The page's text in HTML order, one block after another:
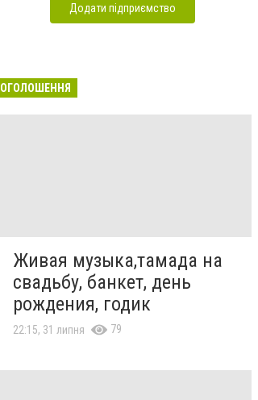
Додати підприємство
ОГОЛОШЕННЯ
Живая музыка,тамада на
свадьбу, банкет, день
рождения, годик
22:15, 31 липня 79